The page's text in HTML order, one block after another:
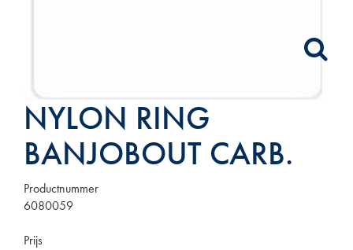
NYLON RING
BANJOBOUT CARB.
Productnummer
6080059
Prijs